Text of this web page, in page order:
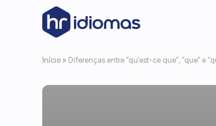
Início » Diferenças entre “qu’est-ce que”, “que” e